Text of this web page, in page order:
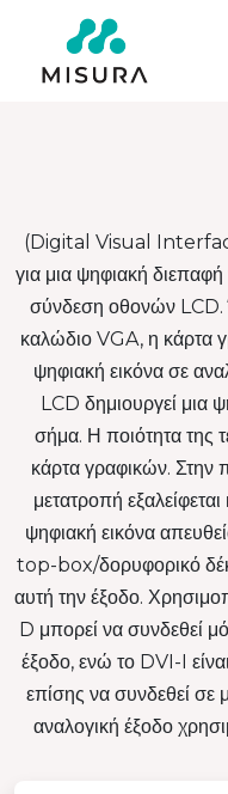
(Digital Visual
για μια ψηφιακή διεπαφή
σύνδεση οθονών LCD.
καλώδιο VGA, η κάρτα
ψηφιακή εικόνα σε
LCD δημιουργεί μια
σήμα. Η ποιότητα της
κάρτα γραφικών. Στην
μετατροπή
ψηφιακή εικόνα
top-box/δορυφορικό
αυτή την έξοδο.
D μπορεί να συνδεθεί
έξοδο, ενώ το DVI-I
επίσης να συνδεθεί σε
αναλογική έξοδο